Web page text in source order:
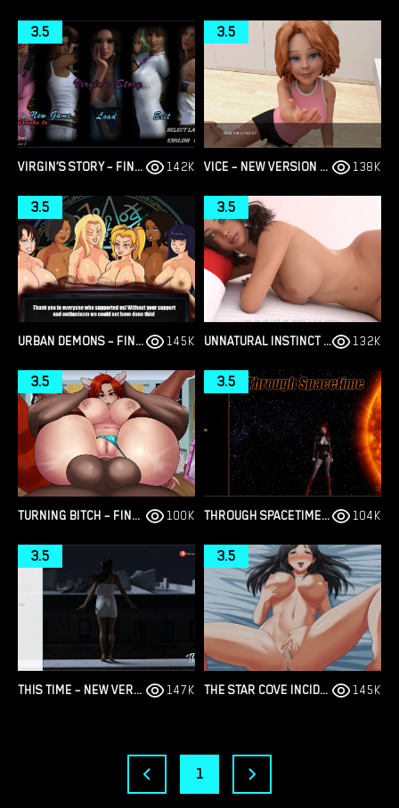
VIRGIN’S STORY – FINAL VERSION 1.0 [WET PANTSU GAMES]
3.5
142K VICE – NEW VERSION V4 [STORYTELLER97]
3.5
138K
URBAN DEMONS – FINAL VERSION 1.1 [NERGAL]
3.5
145K UNNATURAL INSTINCT – NEW VERSION 0.6 [MERIZMARE]
3.5
132K
TURNING BITCH – FINAL VERSION (FULL GAME) [NOWAJOESTAR]
3.5
100K THROUGH SPACETIME – NEW FINAL VERSION 1.0 (FULL GAME) [EMPIRIC]
3.5
104K
THIS TIME – NEW VERSION 2306 [APOCALYPSETODAY]
3.5
147K THE STAR COVE INCIDENT – NEW FINAL VERSION 1.01 (FULL GAME) [SMILING DOG]
3.5
145K
1